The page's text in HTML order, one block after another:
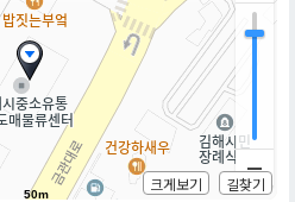
50m
크게보기 길찾기